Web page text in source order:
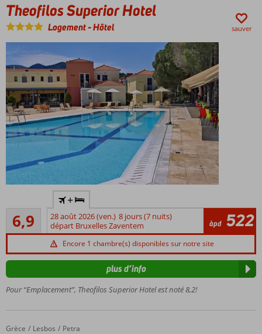
Theofilos Superior Hotel
Logement-Hôtel sauver
de la
plage et
de Petra
Studios
spacieux
Petit-
déjeuner
pension
également
6,9
Suffisant
78
commentaires
+
28 août 2026 (ven.) 8 jours (7 nuits)
départ Bruxelles Zaventem
àpd 522
Encore 1 chambre(s) disponibles sur notre site
Pour “Emplacement”, Theofilos Superior Hotel est noté 8,2!
plus d’info
Accueil
Grèce Lesbos Petra
Sun & Sea Appartements